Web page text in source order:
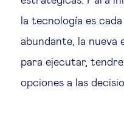
la tecnología es
abundante, la nueva
para ejecutar,
opciones a las